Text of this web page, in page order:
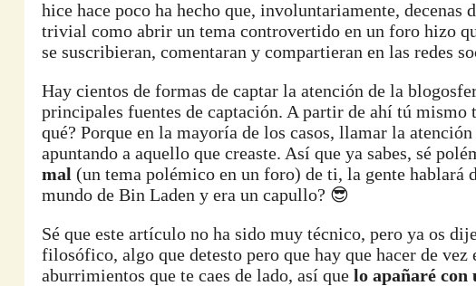
hice hace poco ha hecho que, involuntariamente,
trivial como abrir un tema controvertido en un foro hizo
se suscribieran, comentaran y compartieran en las redes
Hay cientos de formas de captar la atención de la
principales fuentes de captación. A partir de ahí tú
qué? Porque en la mayoría de los casos, llamar la atención
apuntando a aquello que creaste. Así que ya sabes, sé
mal (un tema polémico en un foro) de ti, la gente
mundo de Bin Laden y era un capullo? 😎
Sé que este artículo no ha sido muy técnico, pero ya os
filosófico, algo que detesto pero que hay que hacer de
aburrimientos que te caes de lado, así que lo apañaré con